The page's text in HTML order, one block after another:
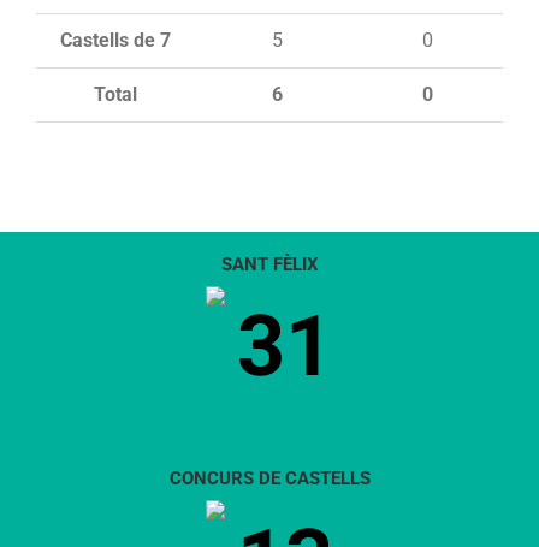
Total 6 0
Castells de 7 5 0
SANT FÈLIX
31
CONCURS DE CASTELLS